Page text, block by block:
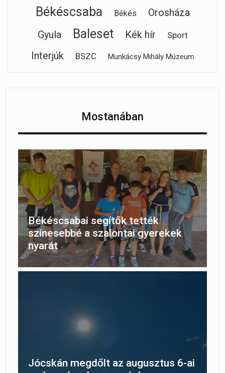
Békéscsaba Békés
Orosháza
Gyula
Baleset Kék hír Sport
Interjúk BSZC Munkácsy Mihály Múzeum
Mostanában
Békéscsabai segítők tették
színesebbé a szalontai gyerekek
nyarát
Jócskán megdőlt az augusztus 6-ai